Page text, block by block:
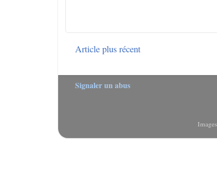
Article plus récent
Signaler un abus